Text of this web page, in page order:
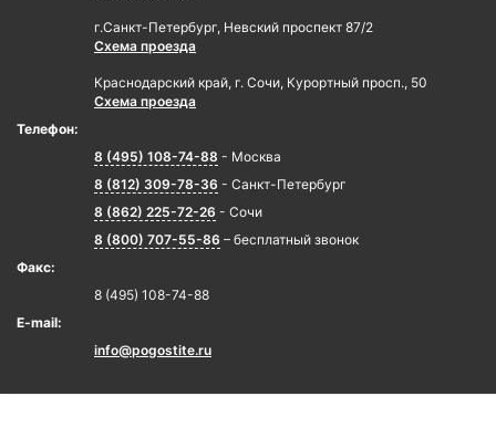
г.Санкт-Петербург, Невский проспект 87/2
Схема проезда
Краснодарский край, г. Сочи, Курортный просп., 50
Схема проезда
Телефон:
8 (495) 108-74-88 - Москва
8 (812) 309-78-36 - Санкт-Петербург
8 (862) 225-72-26 - Сочи
8 (800) 707-55-86 – бесплатный звонок
Факс:
8 (495) 108-74-88
E-mail:
info@pogostite.ru